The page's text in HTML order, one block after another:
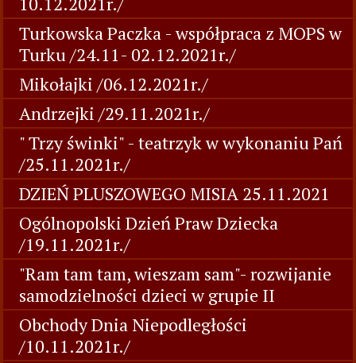
Turkowska Paczka - współpraca z MOPS w
Turku /24.11- 02.12.2021r./
Mikołajki /06.12.2021r./
Andrzejki /29.11.2021r./
" Trzy świnki" - teatrzyk w wykonaniu Pań
/25.11.2021r./
DZIEŃ PLUSZOWEGO MISIA 25.11.2021
Ogólnopolski Dzień Praw Dziecka
/19.11.2021r./
"Ram tam tam, wieszam sam"- rozwijanie
samodzielności dzieci w grupie II
Obchody Dnia Niepodległości
/10.11.2021r./